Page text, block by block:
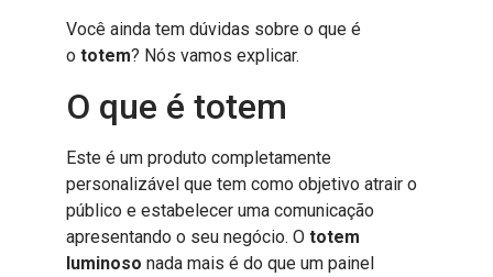
Você ainda tem dúvidas sobre o que é
o totem? Nós vamos explicar.
O que é totem
Este é um produto completamente
personalizável que tem como objetivo atrair o
público e estabelecer uma comunicação
apresentando o seu negócio. O totem
luminoso nada mais é do que um painel